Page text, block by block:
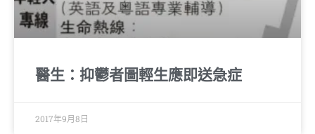
醫生：抑鬱者圖輕生應即送急症
2017年9月8日